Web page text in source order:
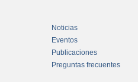
Noticias
Eventos
Publicaciones
Preguntas frecuentes